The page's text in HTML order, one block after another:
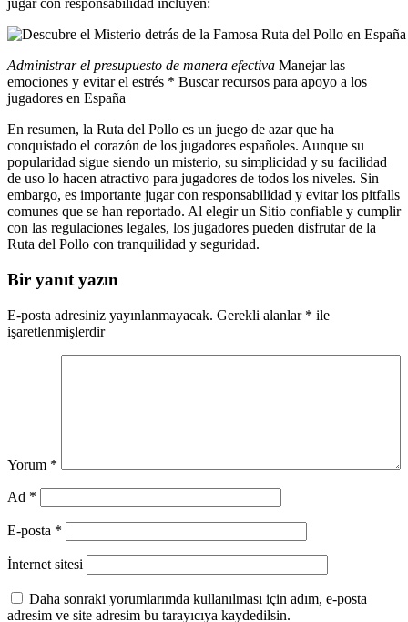
jugar con responsabilidad incluyen:
Administrar el presupuesto de manera efectiva Manejar las
emociones y evitar el estrés * Buscar recursos para apoyo a los
jugadores en España
En resumen, la Ruta del Pollo es un juego de azar que ha
conquistado el corazón de los jugadores españoles. Aunque su
popularidad sigue siendo un misterio, su simplicidad y su facilidad
de uso lo hacen atractivo para jugadores de todos los niveles. Sin
embargo, es importante jugar con responsabilidad y evitar los pitfalls
comunes que se han reportado. Al elegir un Sitio confiable y cumplir
con las regulaciones legales, los jugadores pueden disfrutar de la
Ruta del Pollo con tranquilidad y seguridad.
Bir yanıt yazın
E-posta adresiniz yayınlanmayacak. Gerekli alanlar * ile
işaretlenmişlerdir
Yorum *
Ad *
E-posta *
İnternet sitesi
Daha sonraki yorumlarımda kullanılması için adım, e-posta
adresim ve site adresim bu tarayıcıya kaydedilsin.